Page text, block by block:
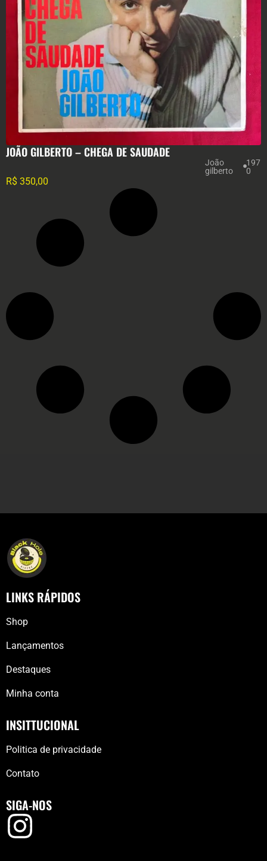
JOÃO GILBERTO – CHEGA DE SAUDADE
João
gilberto
197
0
R$ 350,00
LINKS RÁPIDOS
Shop
Lançamentos
Destaques
Minha conta
INSITTUCIONAL
Politica de privacidade
Contato
SIGA-NOS